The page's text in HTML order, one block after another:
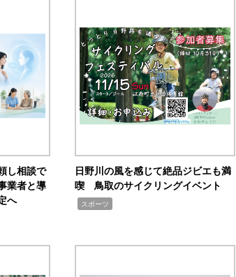
し相談で
業者と導
へ
日野川の風を感じて絶品ジビエも満
喫 鳥取のサイクリングイベント
スポーツ